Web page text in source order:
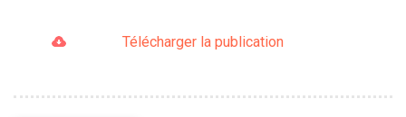
Télécharger la publication